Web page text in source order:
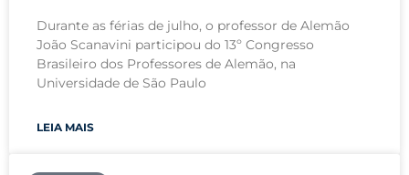
Durante as férias de julho, o professor de Alemão
João Scanavini participou do 13º Congresso
Brasileiro dos Professores de Alemão, na
Universidade de São Paulo
LEIA MAIS